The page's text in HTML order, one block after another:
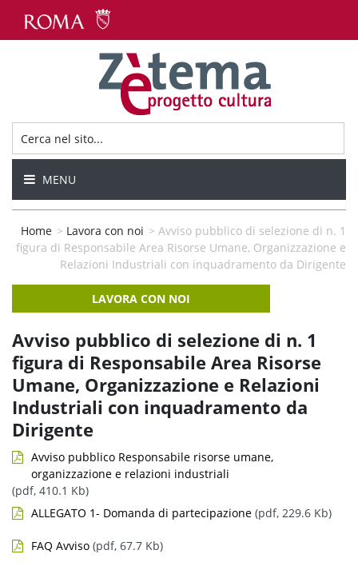
MENU
Home > Lavora con noi > Avviso pubblico di selezione di n. 1
figura di Responsabile Area Risorse Umane, Organizzazione e
Relazioni Industriali con inquadramento da Dirigente
LAVORA CON NOI
Avviso pubblico di selezione di n. 1
figura di Responsabile Area Risorse
Umane, Organizzazione e Relazioni
Industriali con inquadramento da
Dirigente
Avviso pubblico Responsabile risorse umane,
organizzazione e relazioni industriali
(pdf, 410.1 Kb)
ALLEGATO 1- Domanda di partecipazione (pdf, 229.6 Kb)
FAQ Avviso (pdf, 67.7 Kb)